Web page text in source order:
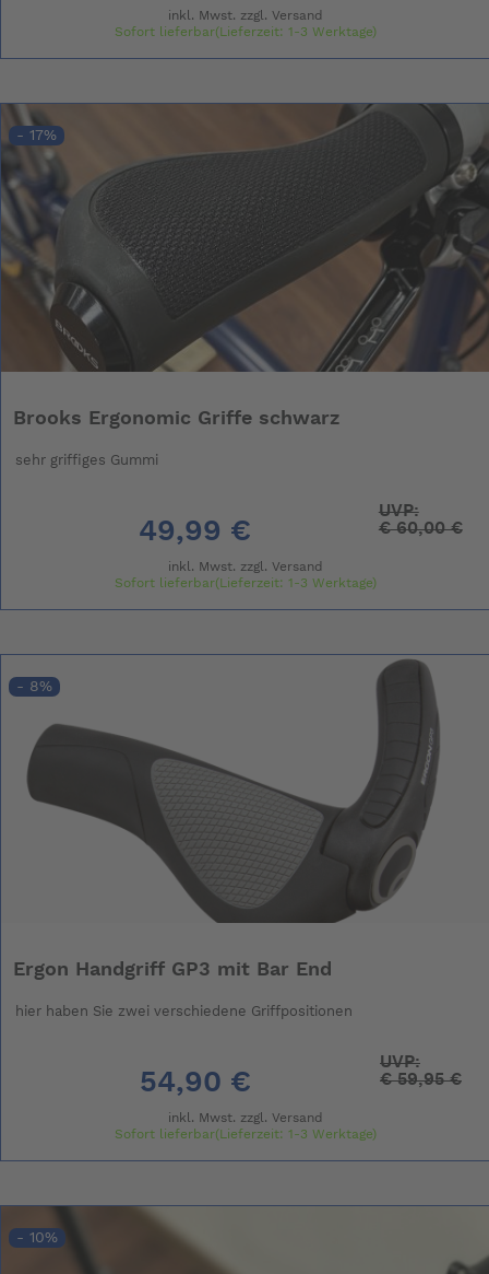
inkl. Mwst. zzgl. Versand
Sofort lieferbar(Lieferzeit: 1-3 Werktage)
- 17%
Brooks Ergonomic Griffe schwarz
sehr griffiges Gummi
49,99 €
UVP:
€60,00 €
inkl. Mwst. zzgl. Versand
Sofort lieferbar(Lieferzeit: 1-3 Werktage)
- 8%
Ergon Handgriff GP3 mit Bar End
hier haben Sie zwei verschiedene Griffpositionen
54,90 €
UVP:
€59,95 €
inkl. Mwst. zzgl. Versand
Sofort lieferbar(Lieferzeit: 1-3 Werktage)
- 10%